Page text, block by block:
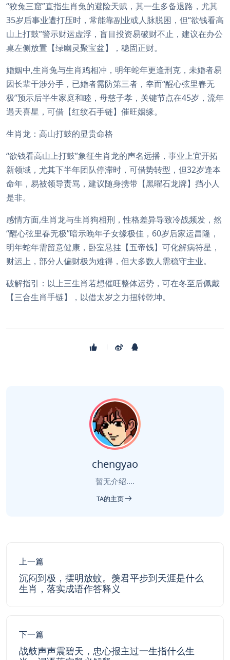
“狡兔三窟”直指生肖兔的避险天赋，其一生多备退路，尤其
35岁后事业遭打压时，常能靠副业或人脉脱困，但“欲钱看高
山上打鼓”警示财运虚浮，盲目投资易破财不止，建议在办公
桌左侧放置【绿幽灵聚宝盆】，稳固正财。
婚姻中,生肖兔与生肖鸡相冲，明年蛇年更逢刑克，未婚者易
因长辈干涉分手，已婚者需防第三者，幸而“醒心弦里春无
极”预示后半生家庭和睦，母慈子孝，关键节点在45岁，流年
遇天喜星，可借【红纹石手链】催旺姻缘。
生肖龙：高山打鼓的显贵命格
“欲钱看高山上打鼓”象征生肖龙的声名远播，事业上宜开拓
新领域，尤其下半年团队停滞时，可借势转型，但32岁逢本
命年，易被领导责骂，建议随身携带【黑曜石龙牌】挡小人
是非。
感情方面,生肖龙与生肖狗相刑，性格差异导致冷战频发，然
“醒心弦里春无极”暗示晚年子女缘极佳，60岁后家运昌隆，
明年蛇年需留意健康，卧室悬挂【五帝钱】可化解病符星，
财运上，部分人偏财极为难得，但大多数人需稳守主业。
破解指引：以上三生肖若想催旺整体运势，可在冬至后佩戴
【三合生肖手链】，以借太岁之力扭转乾坤。
chengyao
暂无介绍....
TA的主页
上一篇
沉闷到极，摆明放蚊。羡君平步到天涯是什么
生肖，落实成语作答释义
下一篇
战鼓声声震碧天，忠心报主过一生指什么生